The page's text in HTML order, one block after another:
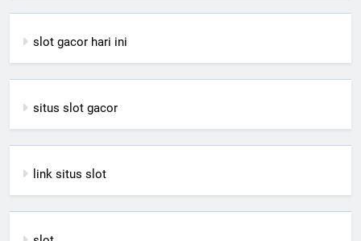
slot gacor hari ini
situs slot gacor
link situs slot